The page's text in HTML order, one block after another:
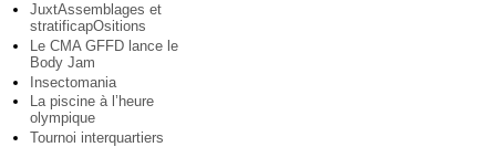
JuxtAssemblages et
stratificapOsitions
Le CMA GFFD lance le
Body Jam
Insectomania
La piscine à l’heure
olympique
Tournoi interquartiers